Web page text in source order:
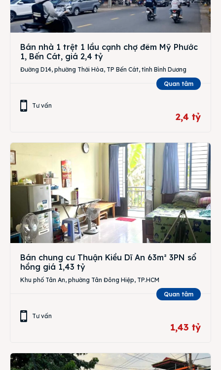
Bán nhà 1 trệt 1 lầu cạnh chợ đêm Mỹ Phước
1, Bến Cát, giá 2,4 tỷ
Đường D14, phường Thới Hòa, TP Bến Cát, tỉnh Bình Dương
Quan tâm
Tư vấn
2,4 tỷ
Bán chung cư Thuận Kiều Dĩ An 63m² 3PN sổ
hồng giá 1,43 tỷ
Khu phố Tân An, phường Tân Đông Hiệp, TP.HCM
Quan tâm
Tư vấn
1,43 tỷ